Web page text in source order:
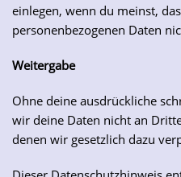
einlegen, wenn du meinst,
personenbezogenen Daten
Weitergabe
Ohne deine ausdrückliche
wir deine Daten nicht an
denen wir gesetzlich dazu